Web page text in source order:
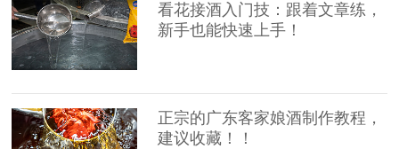
看花接酒入门技：跟着文章练，
新手也能快速上手！
正宗的广东客家娘酒制作教程，
建议收藏！！